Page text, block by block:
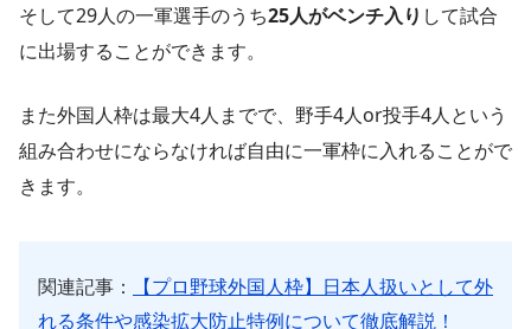
そして29人の一軍選手のうち25人がベンチ入り して試合
に出場することができます。
また外国人枠は最大4人までで、野手4人or投手4人という
組み合わせにならなければ自由に一軍枠に入れることがで
きます。
関連記事：
【プロ野球外国人枠】日本人扱いとして外
れる条件や感染拡大防止特例について徹底解説！